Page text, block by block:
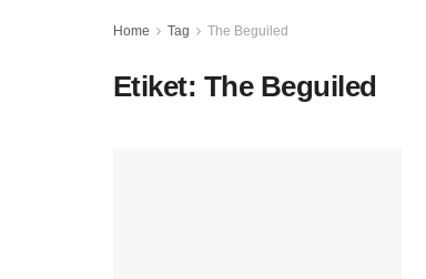
Home Tag The Beguiled
Etiket: The Beguiled